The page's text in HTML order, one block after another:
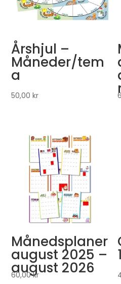
Årshjul –
Måneder/tem
a
50,00kr
Månedsplaner
august 2025 –
august 2026
60,00kr